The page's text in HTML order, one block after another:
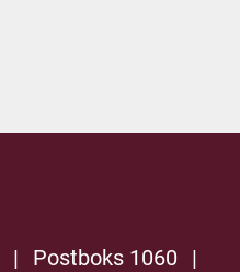
| Postboks 1060
|